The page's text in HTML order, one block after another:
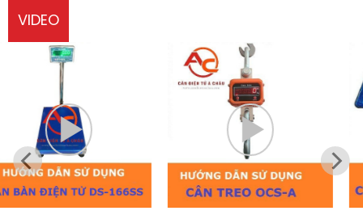
VIDEO